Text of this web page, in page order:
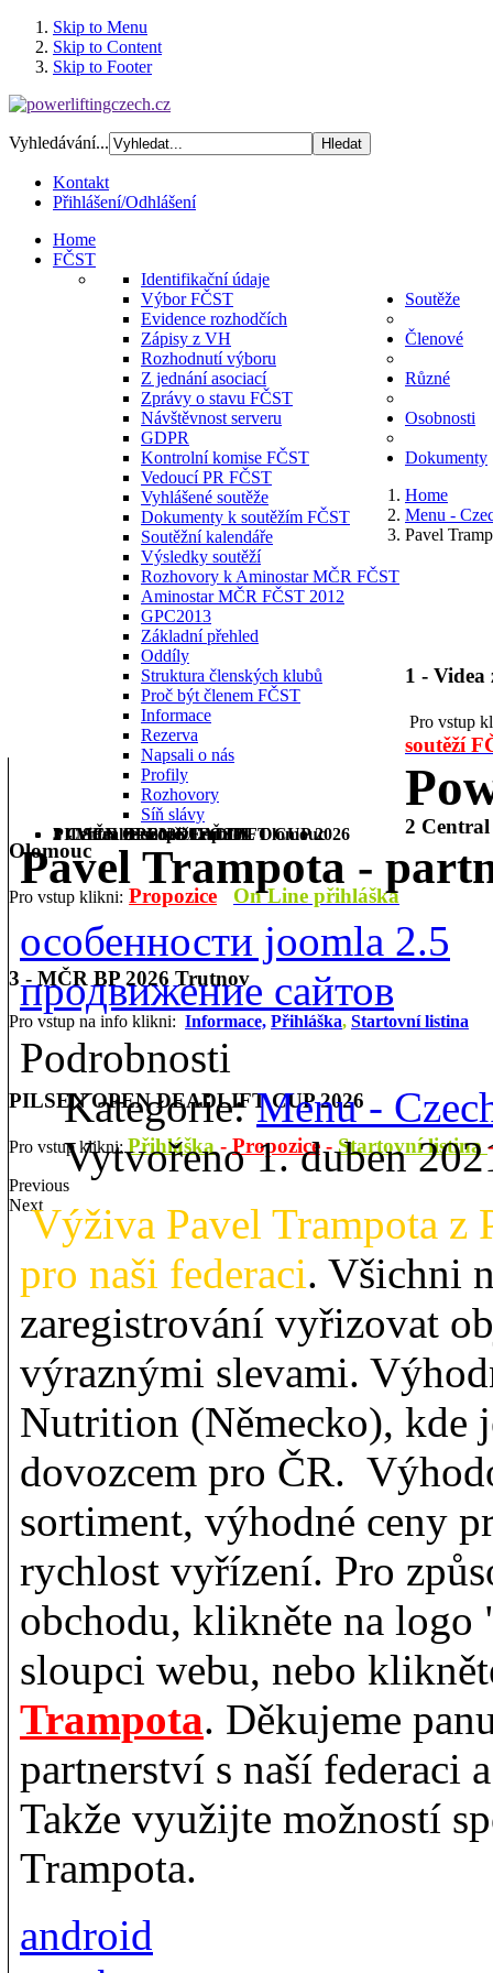
Skip to Menu
Skip to Content
Skip to Footer
Vyhledávání...
Kontakt
Přihlášení/Odhlášení
Home
FČST
Identifikační údaje
Výbor FČST
Evidence rozhodčích
Zápisy z VH
Rozhodnutí výboru
Z jednání asociací
Zprávy o stavu FČST
Návštěvnost serveru
GDPR
Kontrolní komise FČST
Vedoucí PR FČST
Soutěže
Vyhlášené soutěže
Dokumenty k soutěžím FČST
Soutěžní kalendáře
Výsledky soutěží
Rozhovory k Aminostar MČR FČST
Aminostar MČR FČST 2012
GPC2013
Členové
Základní přehled
Oddíly
Struktura členských klubů
Proč být členem FČST
Různé
Informace
Rezerva
Osobnosti
Napsali o nás
Profily
Rozhovory
Síň slávy
Dokumenty
Home
Menu -
Pavel
1 - Videa ze soutěží FČST
2 Central Europe Cup IPL Olomouc
3 - MČR BP 2026 Trutnov
PILSEN OPEN DEADLIFT CUP 2026
1 - Videa
Pro vstup
soutěží
2
Olomouc
Pro vstup klikni: Propozice On Line přihláška
3 - MČR BP 2026 Trutnov
Pro vstup na info klikni: Informace, Přihláška, Startovní listina
PILSEN OPEN DEADLIFT CUP 2026
Pro vstup klikni: Přihláška - Propozice - Startovní listina
Previous
Next
Pavel Trampota -
особенности joomla 2.5
продвижение сайтов
Podrobnosti
Kategorie:Menu -
Vytvořeno 1. duben
Výživa Pavel Trampota z
pro naši federaci. Všichni
zaregistrování vyřizovat
výraznými slevami.
Nutrition (Německo), kde
dovozcem pro ČR.
sortiment, výhodné ceny
rychlost vyřízení. Pro
obchodu, klikněte na logo
sloupci webu, nebo
Trampota. Děkujeme
partnerství s naší federaci
Takže využijte možností
Trampota.
android